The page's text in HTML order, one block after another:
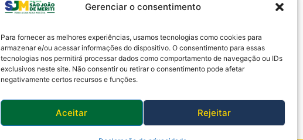
Gerenciar o consentimento
Para fornecer as melhores experiências, usamos tecnologias como cookies para
armazenar e/ou acessar informações do dispositivo. O consentimento para essas
tecnologias nos permitirá processar dados como comportamento de navegação ou IDs
exclusivos neste site. Não consentir ou retirar o consentimento pode afetar
negativamente certos recursos e funções.
Aceitar Rejeitar
Política de Privacidade